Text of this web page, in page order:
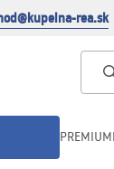
rea.sk
PREMIUM